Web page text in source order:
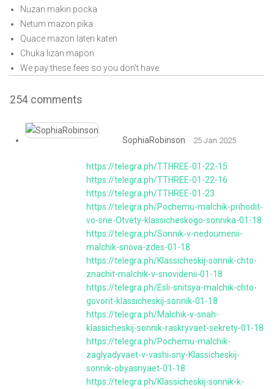
Nuzan makin pocka
Netum mazon pika
Quace mazon laten katen
Chuka lizan mapon
We pay these fees so you don’t have
254 comments
SophiaRobinson 25 Jan 2025
https://telegra.ph/TTHREE-01-22-15
https://telegra.ph/TTHREE-01-22-16
https://telegra.ph/TTHREE-01-23
https://telegra.ph/Pochemu-malchik-prihodit-
vo-sne-Otvety-klassicheskogo-sonnika-01-18
https://telegra.ph/Sonnik-v-nedoumenii-
malchik-snova-zdes-01-18
https://telegra.ph/Klassicheskij-sonnik-chto-
znachit-malchik-v-snovidenii-01-18
https://telegra.ph/Esli-snitsya-malchik-chto-
govorit-klassicheskij-sonnik-01-18
https://telegra.ph/Malchik-v-snah-
klassicheskij-sonnik-raskryvaet-sekrety-01-18
https://telegra.ph/Pochemu-malchik-
zaglyadyvaet-v-vashi-sny-Klassicheskij-
sonnik-obyasnyaet-01-18
https://telegra.ph/Klassicheskij-sonnik-k-